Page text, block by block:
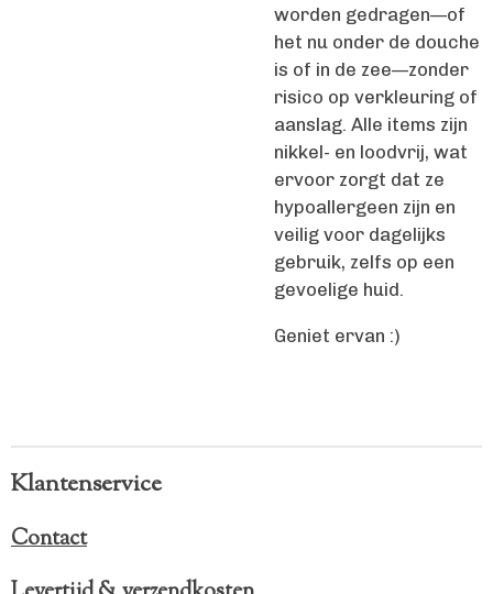
worden gedragen—of
het nu onder de douche
is of in de zee—zonder
risico op verkleuring of
aanslag. Alle items zijn
nikkel- en loodvrij, wat
ervoor zorgt dat ze
hypoallergeen zijn en
veilig voor dagelijks
gebruik, zelfs op een
gevoelige huid.
Geniet ervan :)
Klantenservice
Contact